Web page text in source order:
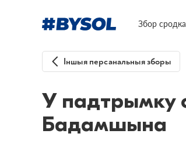
Збор
Іншыя персанальныя зборы
У падтрымку
Бадамшына